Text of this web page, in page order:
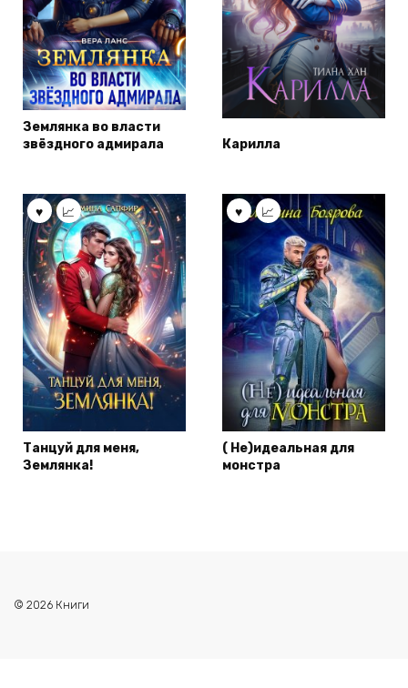
Землянка во власти
звёздного адмирала
Карилла
Танцуй для меня,
Землянка!
( Не)идеальная для
монстра
© 2026 Книги